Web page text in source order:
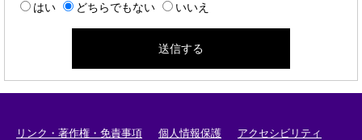
はい
どちらでもない いいえ
リンク・著作権・免責事項 個人情報保護 アクセシビリティ